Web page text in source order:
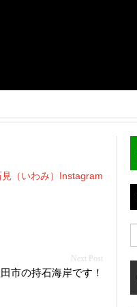
（いわみ）Instagram
市の持石海岸です！